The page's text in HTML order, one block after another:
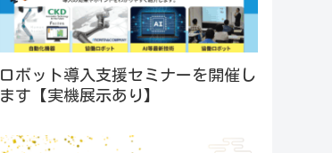
ロボット導入支援セミナーを開催し
ます【実機展示あり】